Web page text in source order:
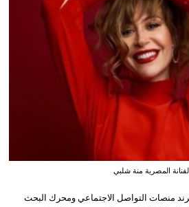
المصرية منة شلبي
منصات التواصل الاجتماعي ومحرك البحث